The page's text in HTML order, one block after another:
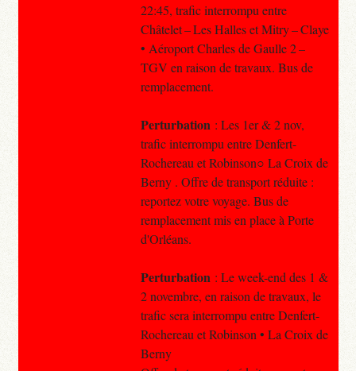
22:45, trafic interrompu entre
Châtelet – Les Halles et Mitry – Claye
• Aéroport Charles de Gaulle 2 –
TGV en raison de travaux. Bus de
remplacement.
Perturbation : Les 1er & 2 nov,
trafic interrompu entre Denfert-
Rochereau et Robinson○ La Croix de
Berny . Offre de transport réduite :
reportez votre voyage. Bus de
remplacement mis en place à Porte
d'Orléans.
Perturbation : Le week-end des 1 &
2 novembre, en raison de travaux, le
trafic sera interrompu entre Denfert-
Rochereau et Robinson • La Croix de
Berny